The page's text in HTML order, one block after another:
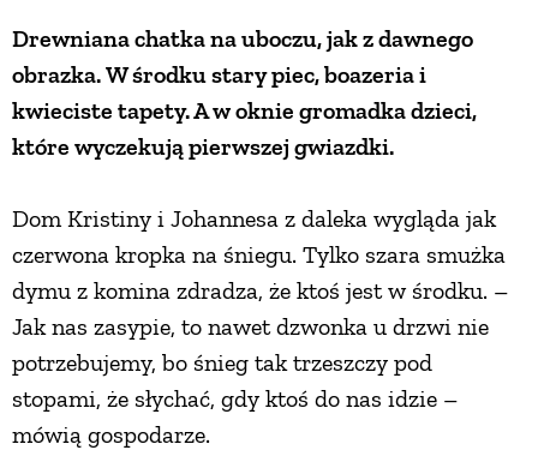
Drewniana chatka na uboczu, jak z dawnego
obrazka. W środku stary piec, boazeria i
kwieciste tapety. A w oknie gromadka dzieci,
które wyczekują pierwszej gwiazdki.
Dom Kristiny i Johannesa z daleka wygląda jak
czerwona kropka na śniegu. Tylko szara smużka
dymu z komina zdradza, że ktoś jest w środku. –
Jak nas zasypie, to nawet dzwonka u drzwi nie
potrzebujemy, bo śnieg tak trzeszczy pod
stopami, że słychać, gdy ktoś do nas idzie –
mówią gospodarze.
ZWIERZĘTA W NATURZE
GRZYBY
KRAJOBRAZ
RĘKODZIEŁO
RZEMIOSŁO